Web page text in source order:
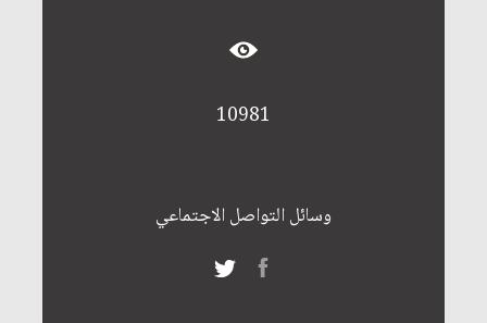
10981
وسائل التواصل الاجتماعي